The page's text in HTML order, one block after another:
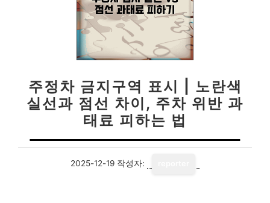
주정차 금지구역 표시 | 노란색
실선과 점선 차이, 주차 위반 과
태료 피하는 법
2025-12-19 작성자: